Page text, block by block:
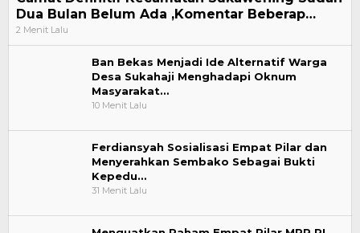
Dua Bulan Belum Ada ,Komentar Beberap…
2 Menit Lalu
Ban Bekas Menjadi Ide Alternatif Warga
Desa Sukahaji Menghadapi Oknum
Masyarakat…
10 Menit Lalu
Ferdiansyah Sosialisasi Empat Pilar dan
Menyerahkan Sembako Sebagai Bukti
Kepedu…
31 Menit Lalu